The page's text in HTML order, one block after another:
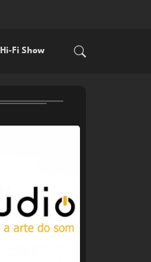
Hi-Fi Show